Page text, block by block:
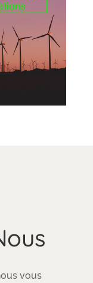
vous